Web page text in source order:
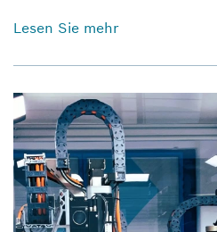
Lesen Sie mehr